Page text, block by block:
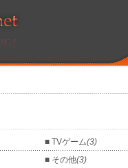
■ TVゲーム(3)
■ その他(3)